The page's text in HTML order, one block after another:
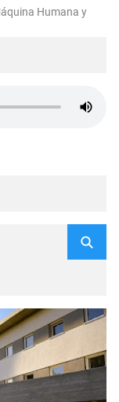
Humana y